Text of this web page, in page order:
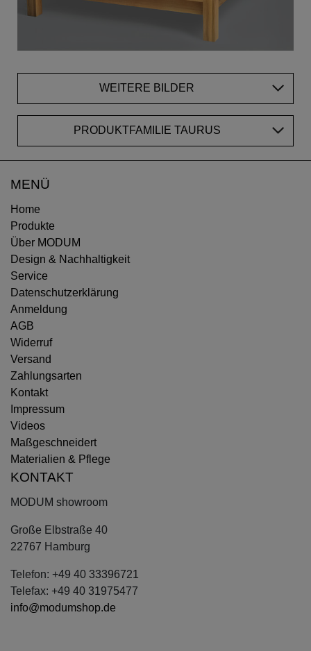
WEITERE BILDER
PRODUKTFAMILIE TAURUS
MENÜ
Home
Produkte
Über MODUM
Design & Nachhaltigkeit
Service
Datenschutzerklärung
Anmeldung
AGB
Widerruf
Versand
Zahlungsarten
Kontakt
Impressum
Videos
Maßgeschneidert
Materialien & Pflege
KONTAKT
MODUM showroom
Große Elbstraße 40
22767 Hamburg
Telefon: +49 40 33396721
Telefax: +49 40 31975477
info@modumshop.de